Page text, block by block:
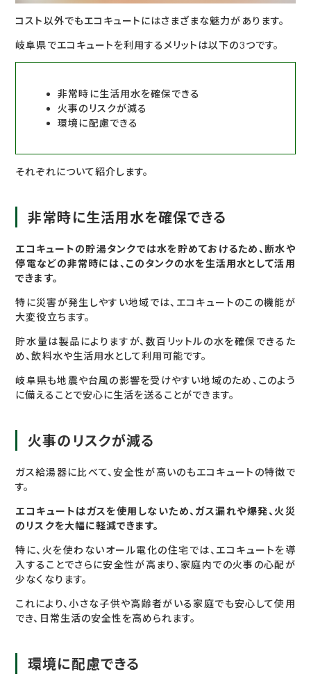
コスト以外でもエコキュートにはさまざまな魅力があります。
岐阜県でエコキュートを利用するメリットは以下の3つです。
非常時に生活用水を確保できる
火事のリスクが減る
環境に配慮できる
それぞれについて紹介します。
非常時に生活用水を確保できる
エコキュートの貯湯タンクでは水を貯めておけるため、断水や
停電などの非常時には、このタンクの水を生活用水として活用
できます。
特に災害が発生しやすい地域では、エコキュートのこの機能が
大変役立ちます。
貯水量は製品によりますが、数百リットルの水を確保できるた
め、飲料水や生活用水として利用可能です。
岐阜県も地震や台風の影響を受けやすい地域のため、このよう
に備えることで安心に生活を送ることができます。
火事のリスクが減る
ガス給湯器に比べて、安全性が高いのもエコキュートの特徴で
す。
エコキュートはガスを使用しないため、ガス漏れや爆発、火災
のリスクを大幅に軽減できます。
特に、火を使わないオール電化の住宅では、エコキュートを導
入することでさらに安全性が高まり、家庭内での火事の心配が
少なくなります。
これにより、小さな子供や高齢者がいる家庭でも安心して使用
でき、日常生活の安全性を高められます。
環境に配慮できる